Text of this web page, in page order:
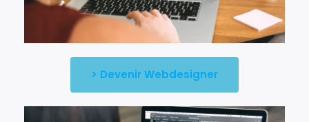
> Devenir Webdesigner